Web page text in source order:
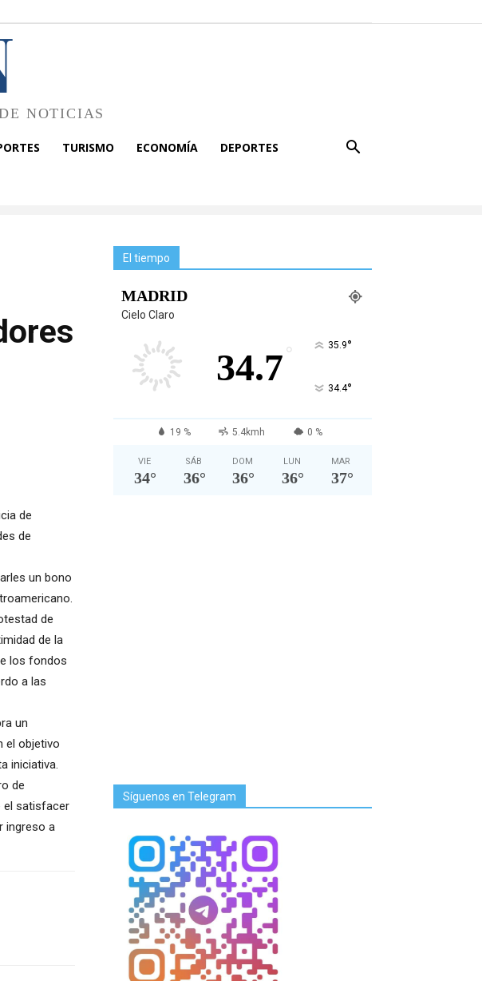
NOTICIAS
TURISMO ECONOMÍA DEPORTES
de
de
un bono
de
de la
los fondos
a las
un
el objetivo
iniciativa.
de
el satisfacer
ingreso a
El tiempo
MADRID
Cielo Claro
34.7 ° 35.9°
34.4°
19 % 5.4kmh 0 %
VIE
34°
SÁB
36°
DOM
36°
LUN
36°
MAR
37°
Síguenos en Telegram